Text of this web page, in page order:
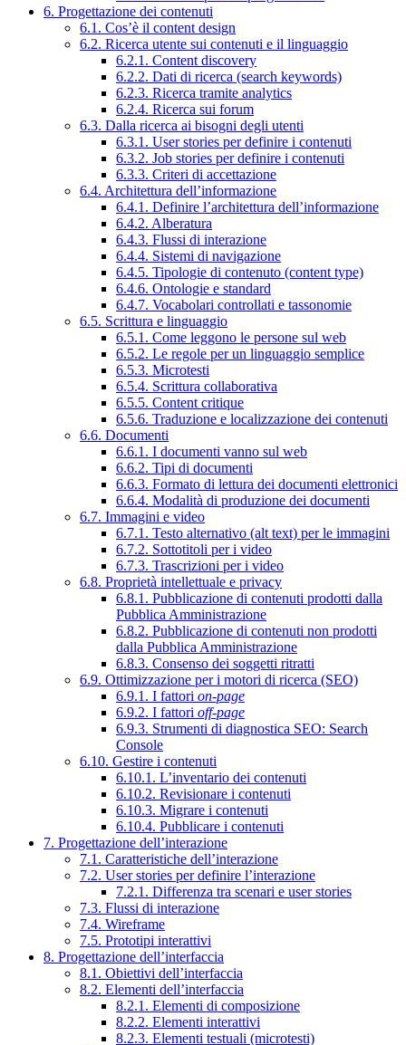
6. Progettazione dei contenuti
6.1. Cos’è il content design
6.2. Ricerca utente sui contenuti e il linguaggio
6.2.1. Content discovery
6.2.2. Dati di ricerca (search keywords)
6.2.3. Ricerca tramite analytics
6.2.4. Ricerca sui forum
6.3. Dalla ricerca ai bisogni degli utenti
6.3.1. User stories per definire i contenuti
6.3.2. Job stories per definire i contenuti
6.3.3. Criteri di accettazione
6.4. Architettura dell’informazione
6.4.1. Definire l’architettura dell’informazione
6.4.2. Alberatura
6.4.3. Flussi di interazione
6.4.4. Sistemi di navigazione
6.4.5. Tipologie di contenuto (content type)
6.4.6. Ontologie e standard
6.4.7. Vocabolari controllati e tassonomie
6.5. Scrittura e linguaggio
6.5.1. Come leggono le persone sul web
6.5.2. Le regole per un linguaggio semplice
6.5.3. Microtesti
6.5.4. Scrittura collaborativa
6.5.5. Content critique
6.5.6. Traduzione e localizzazione dei contenuti
6.6. Documenti
6.6.1. I documenti vanno sul web
6.6.2. Tipi di documenti
6.6.3. Formato di lettura dei documenti elettronici
6.6.4. Modalità di produzione dei documenti
6.7. Immagini e video
6.7.1. Testo alternativo (alt text) per le immagini
6.7.2. Sottotitoli per i video
6.7.3. Trascrizioni per i video
6.8. Proprietà intellettuale e privacy
6.8.1. Pubblicazione di contenuti prodotti dalla
Pubblica Amministrazione
6.8.2. Pubblicazione di contenuti non prodotti
dalla Pubblica Amministrazione
6.8.3. Consenso dei soggetti ritratti
6.9. Ottimizzazione per i motori di ricerca (SEO)
6.9.1. I fattori on-page
6.9.2. I fattori off-page
6.9.3. Strumenti di diagnostica SEO: Search
Console
6.10. Gestire i contenuti
6.10.1. L’inventario dei contenuti
6.10.2. Revisionare i contenuti
6.10.3. Migrare i contenuti
6.10.4. Pubblicare i contenuti
7. Progettazione dell’interazione
7.1. Caratteristiche dell’interazione
7.2. User stories per definire l’interazione
7.2.1. Differenza tra scenari e user stories
7.3. Flussi di interazione
7.4. Wireframe
7.5. Prototipi interattivi
8. Progettazione dell’interfaccia
8.1. Obiettivi dell’interfaccia
8.2. Elementi dell’interfaccia
8.2.1. Elementi di composizione
8.2.2. Elementi interattivi
8.2.3. Elementi testuali (microtesti)